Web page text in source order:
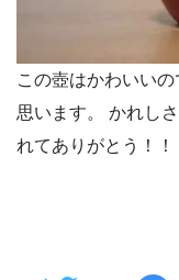
この壺はかわいい
思います。 かれし
れてありがとう！！